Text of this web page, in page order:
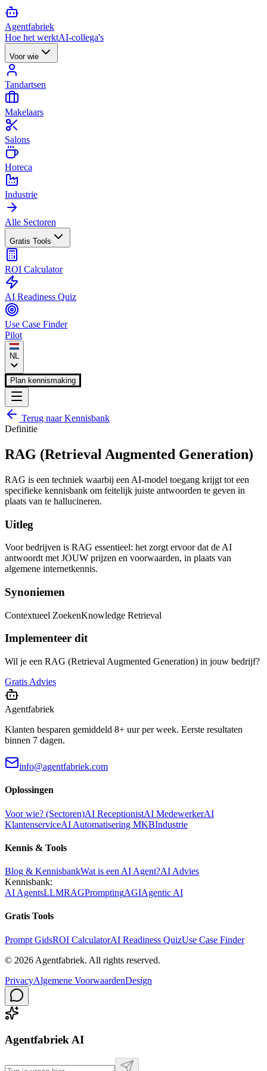
Agentfabriek
Hoe het werktAI-collega's
Voor wie
Tandartsen
Makelaars
Salons
Horeca
Industrie
Alle Sectoren
Gratis Tools
ROI Calculator
AI Readiness Quiz
Use Case Finder
Pilot
NL
Plan kennismaking
Terug naar Kennisbank
Definitie
RAG (Retrieval Augmented Generation)
RAG is een techniek waarbij een AI-model toegang krijgt tot een
specifieke kennisbank om feitelijk juiste antwoorden te geven in
plaats van te hallucineren.
Uitleg
Voor bedrijven is RAG essentieel: het zorgt ervoor dat de AI
antwoordt met JOUW prijzen en voorwaarden, in plaats van
algemene internetkennis.
Synoniemen
Contextueel ZoekenKnowledge Retrieval
Implementeer dit
Wil je een RAG (Retrieval Augmented Generation) in jouw bedrijf?
Gratis Advies
Agentfabriek
Klanten besparen gemiddeld 8+ uur per week. Eerste resultaten
binnen 7 dagen.
info@agentfabriek.com
Oplossingen
Voor wie? (Sectoren)AI ReceptionistAI MedewerkerAI
KlantenserviceAI Automatisering MKBIndustrie
Kennis & Tools
Blog & KennisbankWat is een AI Agent?AI Advies
Kennisbank:
AI AgentsLLMRAGPromptingAGIAgentic AI
Gratis Tools
Prompt GidsROI CalculatorAI Readiness QuizUse Case Finder
© 2026 Agentfabriek. All rights reserved.
PrivacyAlgemene VoorwaardenDesign
Agentfabriek AI